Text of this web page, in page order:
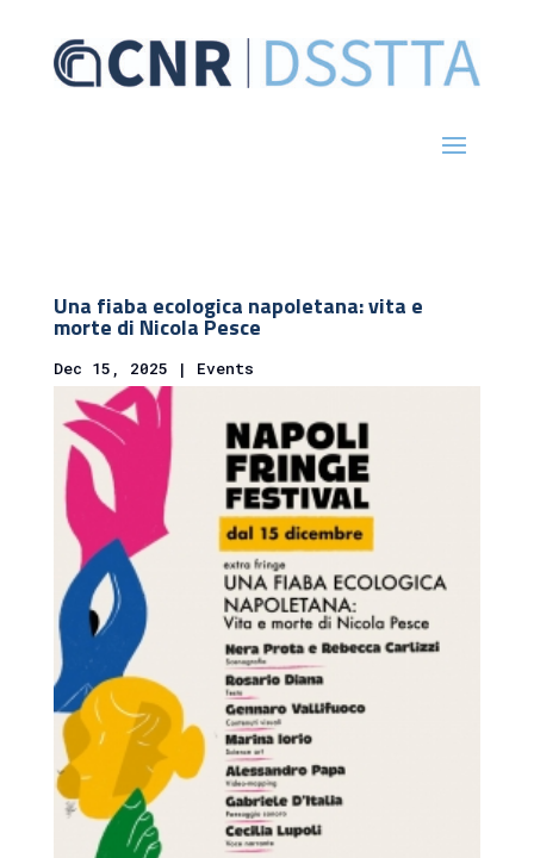
Una fiaba ecologica napoletana: vita e
morte di Nicola Pesce
Dec 15, 2025 | Events